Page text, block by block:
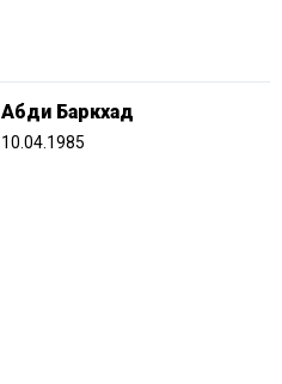
Абди Баркхад
10.04.1985